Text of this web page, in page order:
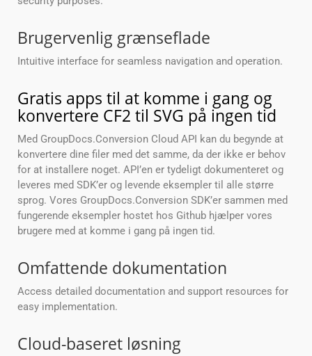
Brugervenlig grænseflade
Intuitive interface for seamless navigation and operation.
Gratis apps til at komme i gang og
konvertere CF2 til SVG på ingen tid
Med GroupDocs.Conversion Cloud API kan du begynde at
konvertere dine filer med det samme, da der ikke er behov
for at installere noget. API’en er tydeligt dokumenteret og
leveres med SDK’er og levende eksempler til alle større
sprog. Vores GroupDocs.Conversion SDK’er sammen med
fungerende eksempler hostet hos Github hjælper vores
brugere med at komme i gang på ingen tid.
Omfattende dokumentation
Access detailed documentation and support resources for
easy implementation.
Cloud-baseret løsning